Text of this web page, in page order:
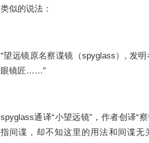
类似的说法：
“望远镜原名察谍镜（spyglass）, 发
眼镜匠……”
spyglass通译“小望远镜”，作者创译“
指间谍，却不知这里的用法和间谍无